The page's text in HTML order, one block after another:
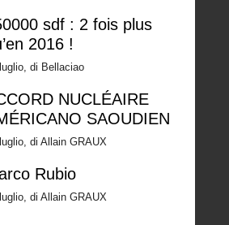
sdf : 2 fois plus
2016 !
di Bellaciao
NUCLÉAIRE
SAOUDIEN
di Allain GRAUX
Rubio
di Allain GRAUX